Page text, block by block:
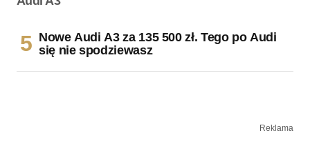
Nowe Audi A3 za 135 500 zł. Tego po Audi
się nie spodziewasz
Reklama